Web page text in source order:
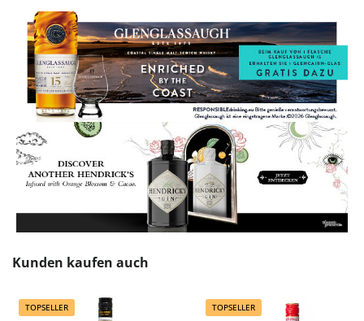
Produktgalerie überspringen
Kunden kaufen auch
TOPSELLER TOPSELLER